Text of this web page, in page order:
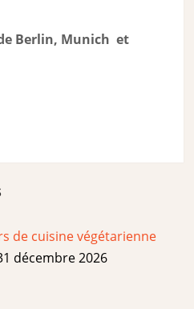
Berlin, Munich et
de cuisine végétarienne
décembre 2026